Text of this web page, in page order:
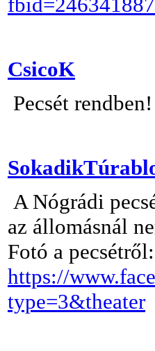
CsicoK
Pecsét rendben!
A Nógrádi
az állomásnál
Fotó a pecsétről:
https://
type=3&theater